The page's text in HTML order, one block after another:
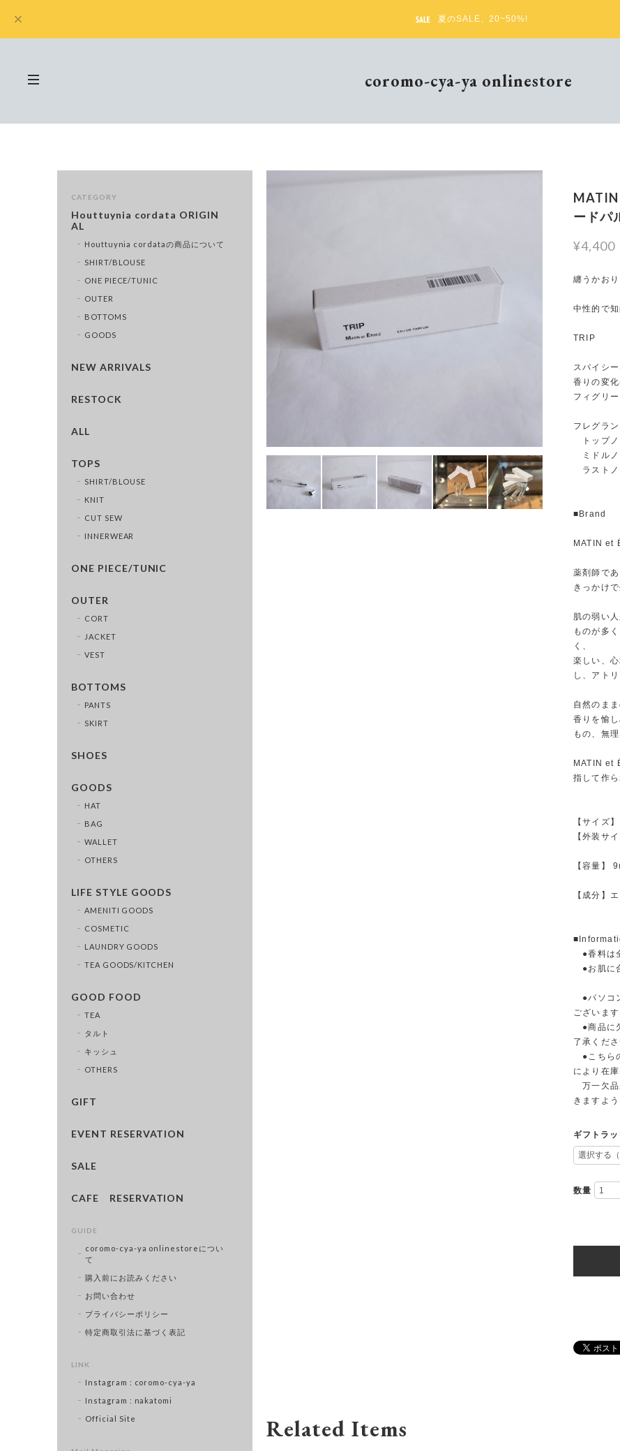
夏のSALE、20~50%!
coromo-cya-ya onlinestore
ードパ
¥4,400
纏うかおり
中性的で
TRIP
スパイシ
香りの変
フィグリ
フレグラ
トップノ
ミドルノ
ラストノ
■Brand
MATIN et
薬剤師で
きっかけ
肌の弱い
ものが多
く、
楽しい、
し、アト
自然のま
香りを愉
もの、無
MATIN et
指して作
【サイ
【外装サ
【容量】
【成分】
●香料は
●お肌に
●パソコ
ございま
●商品に
了承くだ
●こちら
により在
万一欠品
きますよ
ギフトラ
数量
Related Items
CATEGORY
Houttuynia cordata ORIGIN
AL
Houttuynia cordataの商品について
SHIRT/BLOUSE
ONE PIECE/TUNIC
OUTER
BOTTOMS
GOODS
NEW ARRIVALS
RESTOCK
ALL
TOPS
SHIRT/BLOUSE
KNIT
CUT SEW
INNERWEAR
ONE PIECE/TUNIC
OUTER
CORT
JACKET
VEST
BOTTOMS
PANTS
SKIRT
SHOES
GOODS
HAT
BAG
WALLET
OTHERS
LIFE STYLE GOODS
AMENITI GOODS
COSMETIC
LAUNDRY GOODS
TEA GOODS/KITCHEN
GOOD FOOD
TEA
タルト
キッシュ
OTHERS
GIFT
EVENT RESERVATION
SALE
CAFE RESERVATION
GUIDE
coromo-cya-ya onlinestoreについ
て
購入前にお読みください
お問い合わせ
プライバシーポリシー
特定商取引法に基づく表記
LINK
Instagram : coromo-cya-ya
Instagram : nakatomi
Official Site